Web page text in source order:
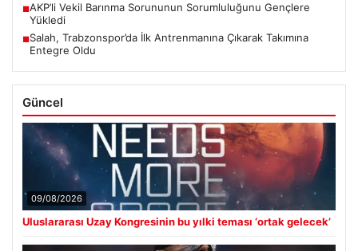
■AKP’li Vekil Barınma Sorununun Sorumluluğunu Gençlere
Yükledi
■Salah, Trabzonspor’da İlk Antrenmanına Çıkarak Takımına
Entegre Oldu
Güncel
09/08/2026
Uluslararası Uzay Kongresinin bu yılki teması ‘ortak gelecek’